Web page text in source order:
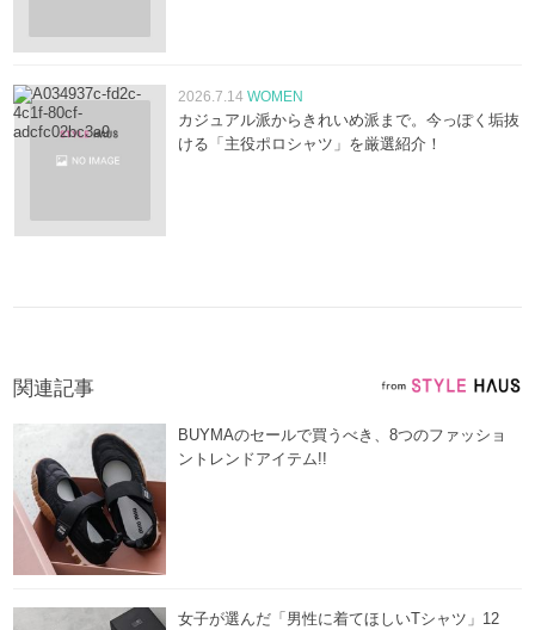
2026.7.14 WOMEN
カジュアル派からきれいめ派まで。今っぽく垢抜
ける「主役ポロシャツ」を厳選紹介！
関連記事
BUYMAのセールで買うべき、8つのファッショ
ントレンドアイテム!!
女子が選んだ「男性に着てほしいTシャツ」12